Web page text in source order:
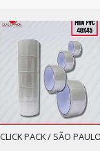
CLICK PACK / SÃO PAULO